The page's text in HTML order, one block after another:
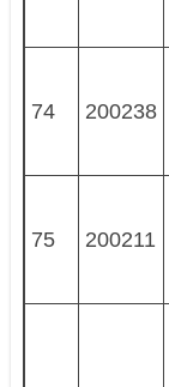
74 200238
75 200211